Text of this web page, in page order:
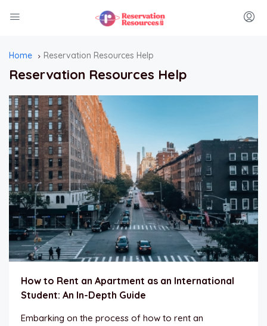
Home Reservation Resources Help
Reservation Resources Help
How to Rent an Apartment as an International
Student: An In-Depth Guide
Embarking on the process of how to rent an